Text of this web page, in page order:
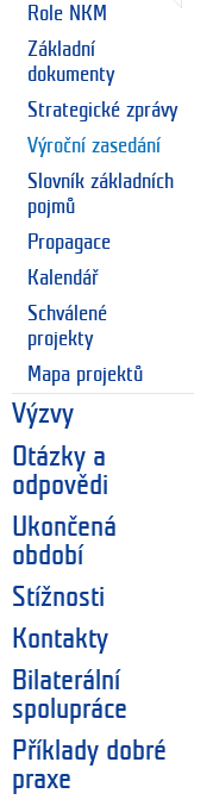
Role NKM
Základní
dokumenty
Strategické zprávy
Výroční zasedání
Slovník základních
pojmů
Propagace
Kalendář
Schválené
projekty
Mapa projektů
Výzvy
Otázky a
odpovědi
Ukončená
období
Stížnosti
Kontakty
Bilaterální
spolupráce
Příklady dobré
praxe